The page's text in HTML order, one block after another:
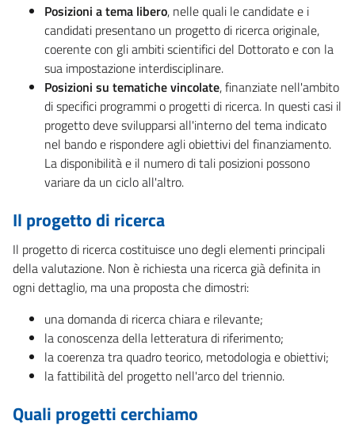
Posizioni a tema libero, nelle quali le candidate e i
candidati presentano un progetto di ricerca originale,
coerente con gli ambiti scientifici del Dottorato e con la
sua impostazione interdisciplinare.
Posizioni su tematiche vincolate, finanziate nell'ambito
di specifici programmi o progetti di ricerca. In questi casi il
progetto deve svilupparsi all'interno del tema indicato
nel bando e rispondere agli obiettivi del finanziamento.
La disponibilità e il numero di tali posizioni possono
variare da un ciclo all'altro.
Il progetto di ricerca
Il progetto di ricerca costituisce uno degli elementi principali
della valutazione. Non è richiesta una ricerca già definita in
ogni dettaglio, ma una proposta che dimostri:
una domanda di ricerca chiara e rilevante;
la conoscenza della letteratura di riferimento;
la coerenza tra quadro teorico, metodologia e obiettivi;
la fattibilità del progetto nell'arco del triennio.
Quali progetti cerchiamo